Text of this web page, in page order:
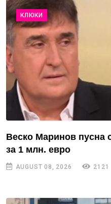
КЛЮКИ
Веско Маринов пусна
за 1 млн. евро
AUGUST 08, 2026 2121